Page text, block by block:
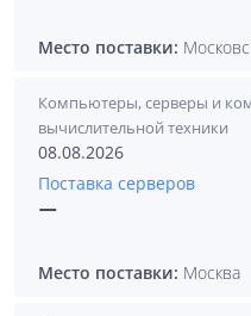
Место поставки:
Компьютеры, серверы и
вычислительной техники
08.08.2026
Поставка серверов
—
Место поставки: Москва